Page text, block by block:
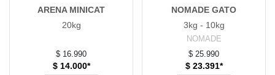
ARENA MINICAT
20kg
$ 16.990
$ 14.000*
NOMADE GATO
3kg - 10kg
NOMADE
$ 25.990
$ 23.391*